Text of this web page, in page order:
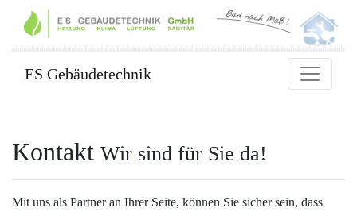
ES Gebäudetechnik
Kontakt Wir sind für Sie da!
Mit uns als Partner an Ihrer Seite, können Sie sicher sein, dass